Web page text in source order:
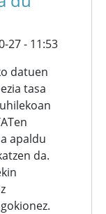
27 - 11:53
datuen
tasa
apaldu
da.